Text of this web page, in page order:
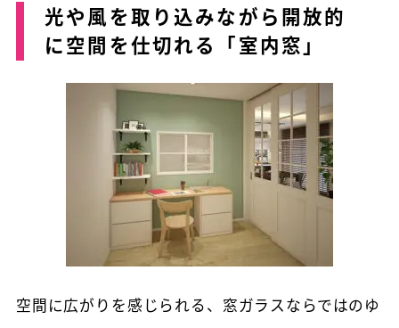
光や風を取り込みながら開放的
に空間を仕切れる「室内窓」
空間に広がりを感じられる、窓ガラスならではのゆ